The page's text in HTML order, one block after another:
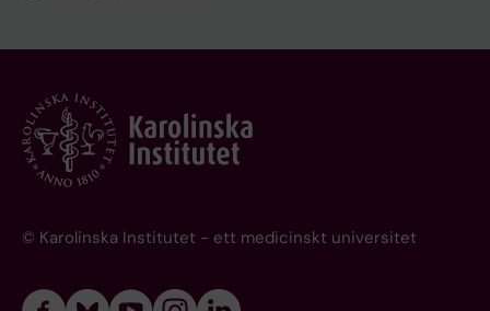
© Karolinska Institutet - ett medicinskt universitet